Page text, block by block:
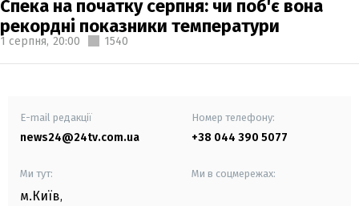
Спека на початку серпня: чи поб'є вона
рекордні показники температури
1 серпня, 20:00 1540
E-mail редакції
news24@24tv.com.ua
Номер телефону:
+38 044 390 5077
Ми тут:
м.Київ,
Ми в соцмережах: